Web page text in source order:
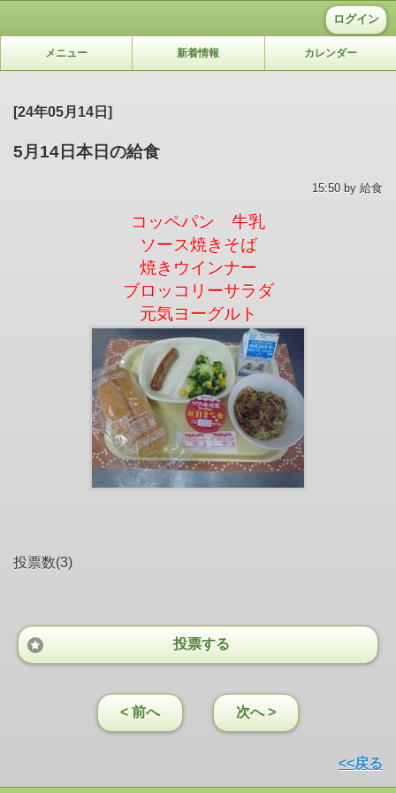
ログイン
メニュー 新着情報 カレンダー
[24年05月14日]
5月14日本日の給食
15:50 by 給食
コッペパン 牛乳
ソース焼きそば
焼きウインナー
ブロッコリーサラダ
元気ヨーグルト
投票数(3)
投票する
< 前へ 次へ >
<<戻る